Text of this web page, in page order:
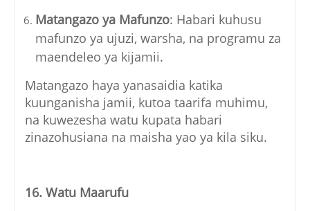
Matangazo ya Mafunzo: Habari kuhusu
mafunzo ya ujuzi, warsha, na programu za
maendeleo ya kijamii.
Matangazo haya yanasaidia katika
kuunganisha jamii, kutoa taarifa muhimu,
na kuwezesha watu kupata habari
zinazohusiana na maisha yao ya kila siku.
16. Watu Maarufu